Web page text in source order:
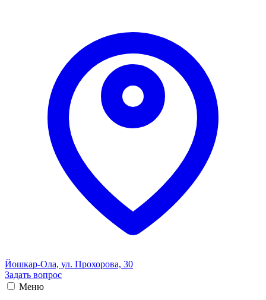
Йошкар-Ола, ул. Прохорова, 30
Задать вопрос
Меню